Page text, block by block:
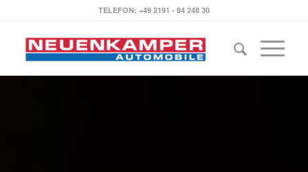
TELEFON: +49 2191 - 84 248 30